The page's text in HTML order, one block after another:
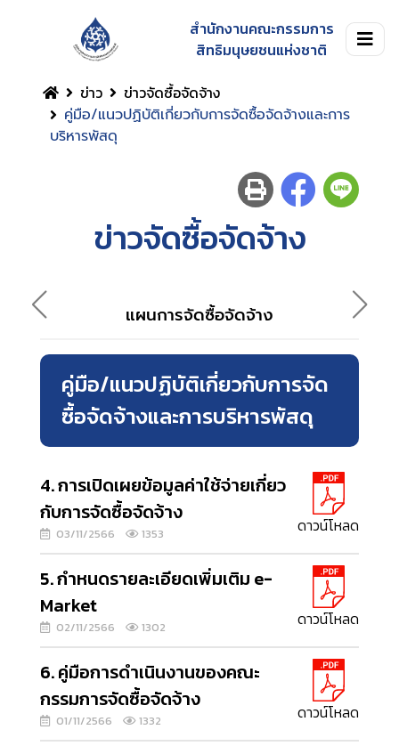
สำนักงานคณะกรรมการ
สิทธิมนุษยชนแห่งชาติ
ข่าว
ข่าวจัดซื้อจัดจ้าง
คู่มือ/แนวปฏิบัติเกี่ยวกับการจัดซื้อจัดจ้างและการ
บริหารพัสดุ
ข่าวจัดซื้อจัดจ้าง
แผนการจัดซื้อจัดจ้าง
คู่มือ/แนวปฏิบัติเกี่ยวกับการจัด
ซื้อจัดจ้างและการบริหารพัสดุ
4. การเปิดเผยข้อมูลค่าใช้จ่ายเกี่ยว
กับการจัดซื้อจัดจ้าง
03/11/2566 1353 ดาวน์โหลด
5. กำหนดรายละเอียดเพิ่มเติม e-
Market
02/11/2566 1302 ดาวน์โหลด
6. คู่มือการดำเนินงานของคณะ
กรรมการจัดซื้อจัดจ้าง
01/11/2566 1332 ดาวน์โหลด